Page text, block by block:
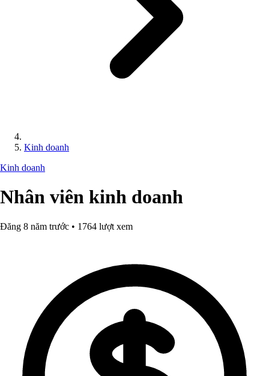
Kinh doanh
Kinh doanh
Nhân viên kinh doanh
Đăng 8 năm trước • 1764 lượt xem